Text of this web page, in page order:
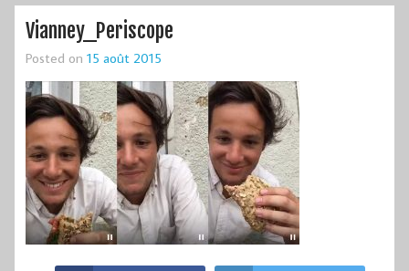
Vianney_Periscope
Posted on 15 août 2015